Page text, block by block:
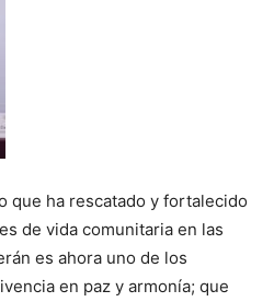
que ha rescatado y fortalecido
de vida comunitaria en las
es ahora uno de los
en paz y armonía; que